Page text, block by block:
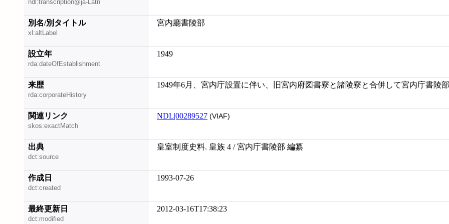
ndl:transcription@ja-Latn
別名/別タイトル
xl:altLabel
宮内廳書陵部
設立年
rda:dateOfEstablishment
1949
来歴
rda:corporateHistory
1949年6月、宮内庁設置に伴い、旧宮内府図書寮と諸陵寮と合併して宮内庁書陵部
関連リンク
skos:exactMatch
NDL|00289527 (VIAF)
出典
dct:source
皇室制度史料. 皇族 4 / 宮内庁書陵部 編纂
作成日
dct:created
1993-07-26
最終更新日
dct:modified
2012-03-16T17:38:23